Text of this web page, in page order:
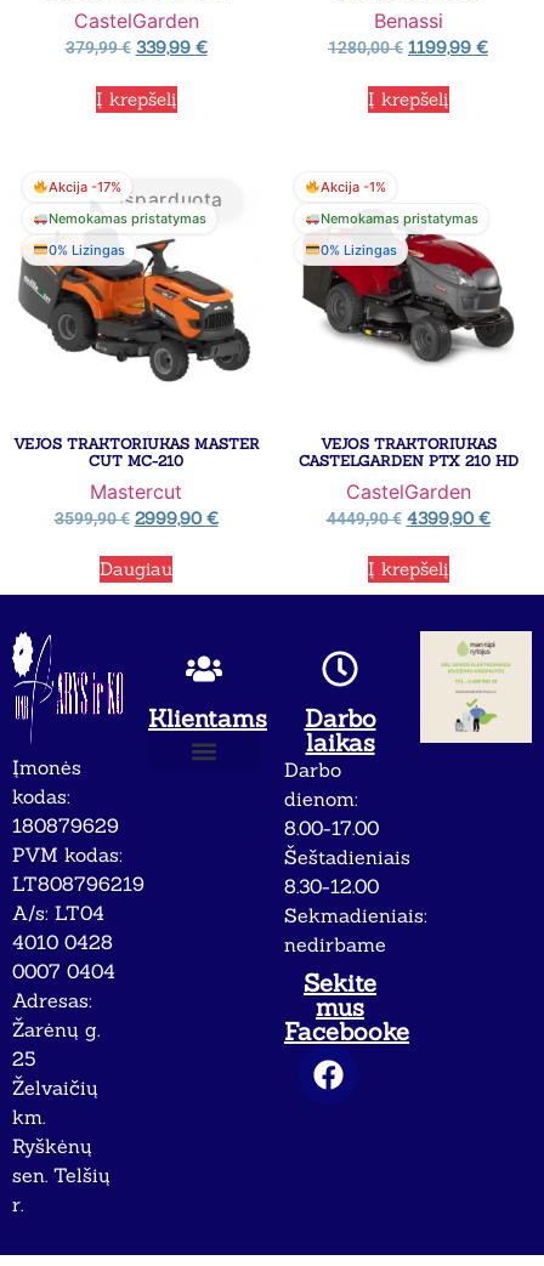
CastelGarden
379,99€ 339,99 €
Į krepšelį
Benassi
1280,00€ 1199,99 €
Į krepšelį
Akcija -17%
Nemokamas pristatymas
0% Lizingas
Išparduota
VEJOS TRAKTORIUKAS MASTER
CUT MC-210
Mastercut
3599,90€ 2999,90€
Daugiau
Akcija -1%
Nemokamas pristatymas
0% Lizingas
VEJOS TRAKTORIUKAS
CASTELGARDEN PTX 210 HD
CastelGarden
4449,90€ 4399,90€
Į krepšelį
Įmonės
kodas:
180879629
PVM kodas:
LT808796219
A/s: LT04
4010 0428
0007 0404
Adresas:
Žarėnų g.
25
Želvaičių
km.
Ryškėnų
sen. Telšių
r.
Klientams
Darbo
laikas
Darbo
dienom:
8.00-17.00
Šeštadieniais
8.30-12.00
Sekmadieniais:
nedirbame
Sekite
mus
Facebooke